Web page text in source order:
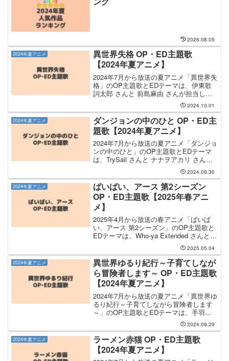
2026.08.05
2024年夏アニメ
異世界失格 OP・ED主題歌
【2024年夏アニメ】
2024年7月から放送の夏アニメ「異世界失
格」のOP主題歌とEDテーマは、伊東歌
詞太郎 さんと 前島麻由 さんが担当しま
す。OP主題歌の担当は伊東歌詞太郎さん
で、曲名は「修羅日記」です。EDテーマ
を手掛けるのは 前島麻由 さんで、その
EDテ...
2024.10.01
2024年夏アニメ
ダンジョンの中のひと OP・ED主
題歌【2024年夏アニメ】
2024年7月から放送の夏アニメ「ダンジョ
ンの中のひと」のOP主題歌とEDテーマ
は、TrySail さんと ナナヲアカリ さんが
担当します。OP主題歌は TrySail さんが
担当し、OP主題歌のタイトルは「マイク
ロレボリューション」です。...
2024.09.30
2024年夏アニメ
ばいばい、アース 第2シーズン
OP・ED主題歌【2025年春アニ
メ】
2025年4月から放送の春アニメ「ばいば
い、アース 第2シーズン」のOP主題歌と
EDテーマは、Who-ya Extended さんと
ASCA さんが担当します。OP主題歌は
Who-ya Extended さんが担当し、OP主題
歌のタイト...
2025.05.04
2024年夏アニメ
異世界ゆるり紀行～子育てしなが
ら冒険者します～ OP・ED主題歌
【2024年夏アニメ】
2024年7月から放送の夏アニメ「異世界ゆ
るり紀行～子育てしながら冒険者します
～」のOP主題歌とEDテーマは、手羽先
センセーション さんと ゴホウビ さんが
担当します。OP主題歌は 手羽先センセ
ーション さんが担当し、OP主題歌のタ
イトルは...
2024.09.29
2024年夏アニメ
ラーメン赤猫 OP・ED主題歌
【2024年夏アニメ】